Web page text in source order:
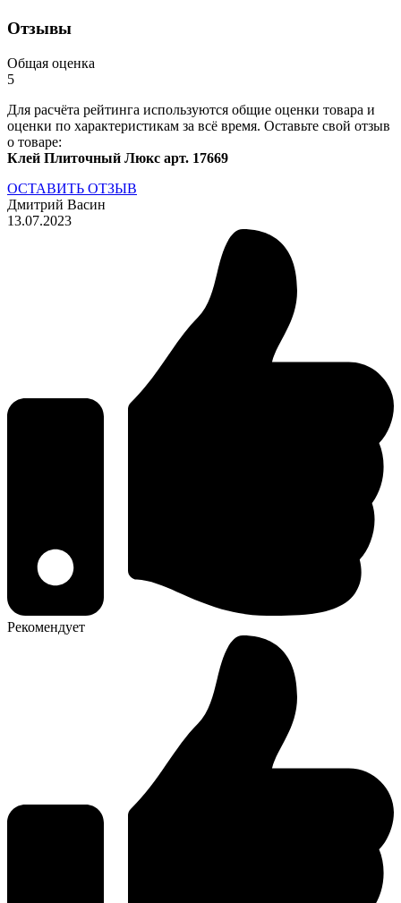
Отзывы
Общая оценка
5
Для расчёта рейтинга используются общие оценки товара и
оценки по характеристикам за всё время. Оставьте свой отзыв
о товаре:
Клей Плиточный Люкс арт. 17669
ОСТАВИТЬ ОТЗЫВ
Дмитрий Васин
13.07.2023
Рекомендует